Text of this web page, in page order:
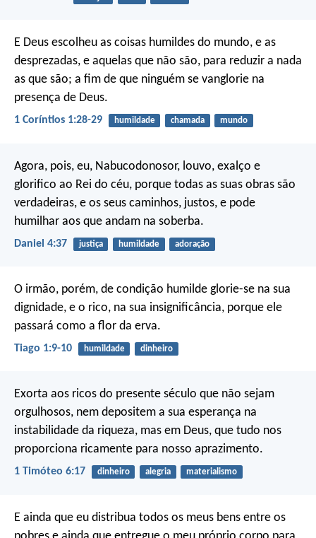
E Deus escolheu as coisas humildes do mundo, e as
desprezadas, e aquelas que não são, para reduzir a nada
as que são; a fim de que ninguém se vanglorie na
presença de Deus.
1 Coríntios 1:28-29 humildade chamada mundo
Agora, pois, eu, Nabucodonosor, louvo, exalço e
glorifico ao Rei do céu, porque todas as suas obras são
verdadeiras, e os seus caminhos, justos, e pode
humilhar aos que andam na soberba.
Daniel 4:37 justiça humildade adoração
O irmão, porém, de condição humilde glorie-se na sua
dignidade, e o rico, na sua insignificância, porque ele
passará como a flor da erva.
Tiago 1:9-10 humildade dinheiro
Exorta aos ricos do presente século que não sejam
orgulhosos, nem depositem a sua esperança na
instabilidade da riqueza, mas em Deus, que tudo nos
proporciona ricamente para nosso aprazimento.
1 Timóteo 6:17 dinheiro alegria materialismo
E ainda que eu distribua todos os meus bens entre os